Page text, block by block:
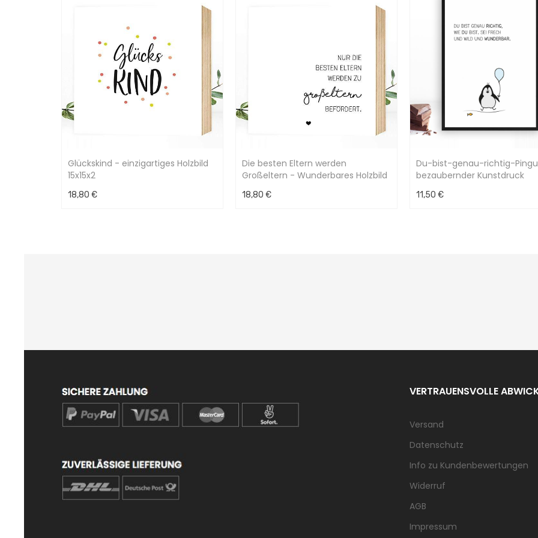
Glückskind - einzigartiges Holzbild
15x15x2
18,80 €
Die besten Eltern werden
Großeltern - Wunderbares Holzbild
18,80 €
Du-bist-genau-richtig-
bezaubernder Kunstdruck
11,50 €
VERTRAUENSVOLLE
Versand
Datenschutz
Info zu Kundenbewertungen
Widerruf
AGB
Impressum